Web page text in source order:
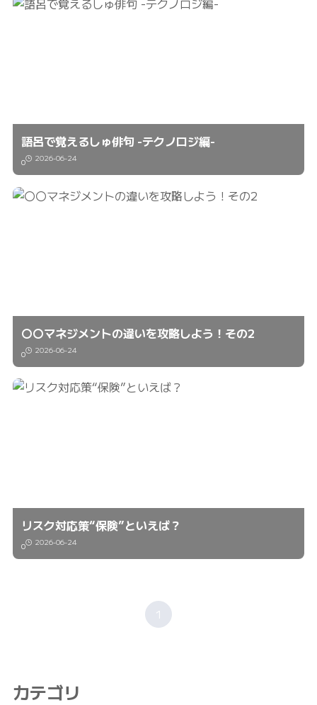
語呂で覚えるしゅ俳句 -テクノロジ編-
0 2026-06-24
〇〇マネジメントの違いを攻略しよう！その2
0 2026-06-24
リスク対応策“保険”といえば？
0 2026-06-24
1
カテゴリ